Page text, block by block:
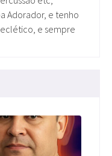
Adorador, e tenho
e sempre